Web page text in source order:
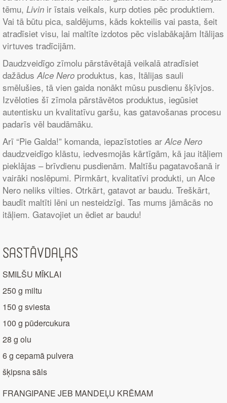
tēmu, Livin ir īstais veikals, kurp doties pēc produktiem.
Vai tā būtu pica, saldējums, kāds kokteilis vai pasta, šeit
atradīsiet visu, lai maltīte izdotos pēc vislabākajām Itālijas
virtuves tradīcijām.
Daudzveidīgo zīmolu pārstāvētajā veikalā atradīsiet
dažādusAlce Nero produktus, kas, Itālijas sauli
smēlušies, tā vien gaida nonākt mūsu pusdienu šķīvjos.
Izvēloties šī zīmola pārstāvētos produktus, iegūsiet
autentisku un kvalitatīvu garšu, kas gatavošanas procesu
padarīs vēl baudāmāku.
Arī “Pie Galda!” komanda, iepazīstoties arAlce Nero
daudzveidīgo klāstu, iedvesmojās kārtīgām, kā jau itāļiem
pieklājas – brīvdienu pusdienām. Maltīšu pagatavošanā ir
vairāki noslēpumi. Pirmkārt, kvalitatīvi produkti, un Alce
Nero neliks vilties. Otrkārt, gatavot ar baudu. Treškārt,
baudīt maltīti lēni un nesteidzīgi. Tas mums jāmācās no
itāļiem. Gatavojiet un ēdiet ar baudu!
Sastāvdaļas
SMILŠU MĪKLAI
250 g miltu
150 g sviesta
100 g pūdercukura
28 g olu
6 g cepamā pulvera
šķipsna sāls
FRANGIPANE JEB MANDEĻU KRĒMAM